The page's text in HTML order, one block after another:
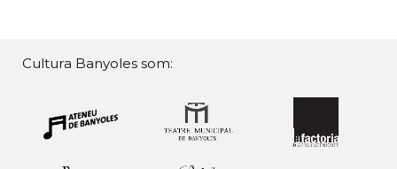
Cultura Banyoles som: